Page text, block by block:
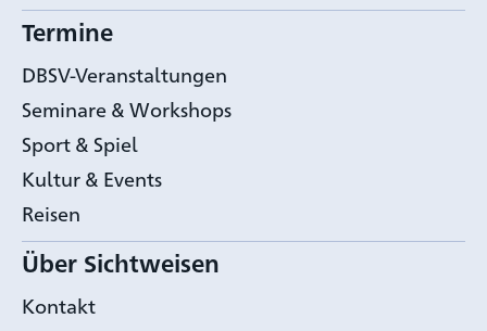
Termine
DBSV-Veranstaltungen
Seminare & Workshops
Sport & Spiel
Kultur & Events
Reisen
Über Sichtweisen
Kontakt